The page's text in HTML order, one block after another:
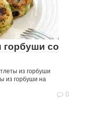
горбуши со
из горбуши
из горбуши на
0